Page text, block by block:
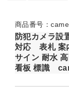
商品番号：
防犯カメラ
対応 表札 案
サイン 耐水
看板 標識